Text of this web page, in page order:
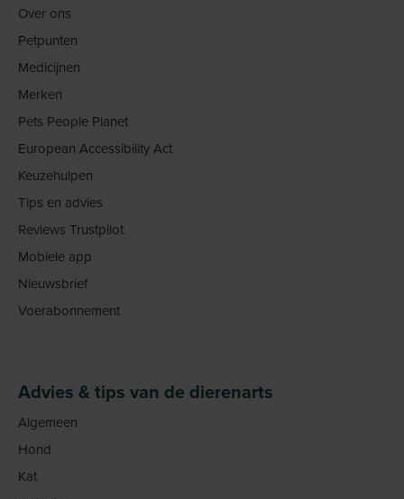
Over ons
Petpunten
Medicijnen
Merken
Pets People Planet
European Accessibility Act
Keuzehulpen
Tips en advies
Reviews Trustpilot
Mobiele app
Nieuwsbrief
Voerabonnement
Advies & tips van de dierenarts
Algemeen
Hond
Kat